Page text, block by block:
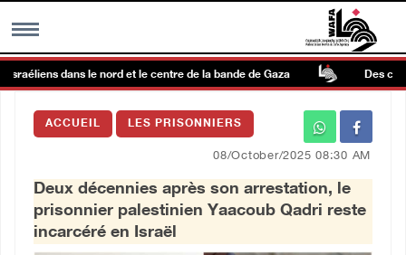
MENU
Galerie d’images
Centre palestinien
dans le nord et le centre de la bande de Gaza Des
ACCUEIL LES PRISONNIERS
08/October/2025 08:30 AM
Deux décennies après son arrestation, le
prisonnier palestinien Yaacoub Qadri reste
incarcéré en Israël